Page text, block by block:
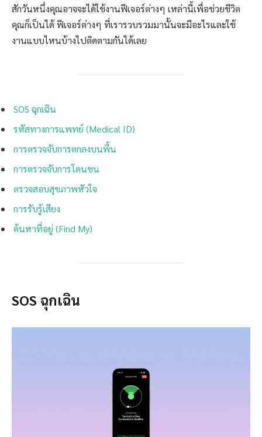
สักวันหนึ่งคุณอาจจะได้ใช้งานฟีเจอร์ต่างๆ เหล่านี้เพื่อช่วยชีวิต
คุณก็เป็นได้ ฟีเจอร์ต่างๆ ที่เรารวบรวมมานั้นจะมีอะไรและใช้
งานแบบไหนบ้างไปติดตามกันได้เลย
SOS ฉุกเฉิน
รหัสทางการแพทย์ (Medical ID)
การตรวจจับการตกลงบนพื้น
การตรวจจับการโดนชน
ตรวจสอบสุขภาพหัวใจ
การรับรู้เสียง
ค้นหาที่อยู่ (Find My)
SOS ฉุกเฉิน